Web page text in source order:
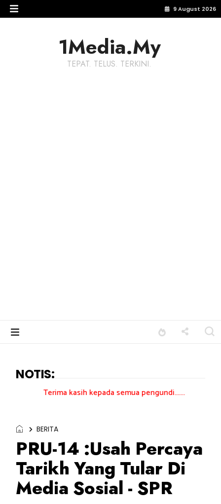
9 August 2026
1Media.My
TEPAT. TELUS. TERKINI.
NOTIS:
kasih kepada semua pengundi.......
BERITA
PRU-14 :Usah Percaya
Tarikh Yang Tular Di
Media Sosial - SPR